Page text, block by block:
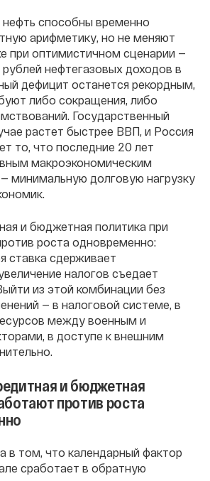
способны временно
арифметику, но не меняют
при оптимистичном сценарии —
нефтегазовых доходов в
дефицит останется рекордным,
либо сокращения, либо
Государственный
растет быстрее ВВП, и Россия
то, что последние 20 лет
макроэкономическим
минимальную долговую нагрузку
и бюджетная политика при
роста одновременно:
ставка сдерживает
налогов съедает
из этой комбинации без
— в налоговой системе, в
между военным и
в доступе к внешним
и бюджетная
против роста
в том, что календарный фактор
сработает в обратную